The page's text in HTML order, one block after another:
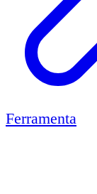
Ferramenta